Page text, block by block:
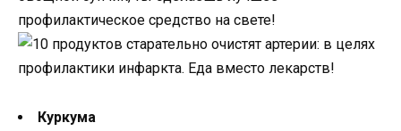
профилактическое средство на свете!
Куркума